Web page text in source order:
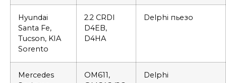
Hyundai
Santa Fe,
Tucson, KIA
Sorento
2.2 CRDI
D4EB,
D4HA
Delphi пьезо
Mercedes
OM611,
Delphi